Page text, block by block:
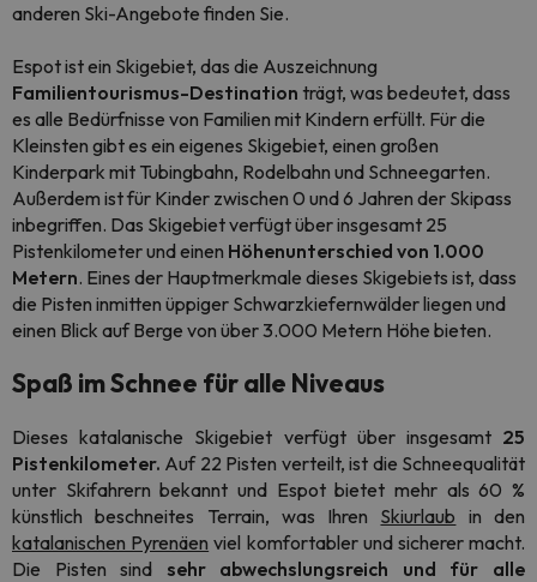
anderen Ski-Angebote finden Sie.
Espot ist ein Skigebiet, das die Auszeichnung
Familientourismus-Destination trägt, was bedeutet, dass
es alle Bedürfnisse von Familien mit Kindern erfüllt. Für die
Kleinsten gibt es ein eigenes Skigebiet, einen großen
Kinderpark mit Tubingbahn, Rodelbahn und Schneegarten.
Außerdem ist für Kinder zwischen 0 und 6 Jahren der Skipass
inbegriffen. Das Skigebiet verfügt über insgesamt 25
Pistenkilometer und einen Höhenunterschied von 1.000
Metern. Eines der Hauptmerkmale dieses Skigebiets ist, dass
die Pisten inmitten üppiger Schwarzkiefernwälder liegen und
einen Blick auf Berge von über 3.000 Metern Höhe bieten.
Spaß im Schnee für alle Niveaus
Dieses katalanische Skigebiet verfügt über insgesamt 25
Pistenkilometer. Auf 22 Pisten verteilt, ist die Schneequalität
unter Skifahrern bekannt und Espot bietet mehr als 60 %
künstlich beschneites Terrain, was Ihren Skiurlaub in den
katalanischen Pyrenäen viel komfortabler und sicherer macht.
Die Pisten sind sehr abwechslungsreich und für alle